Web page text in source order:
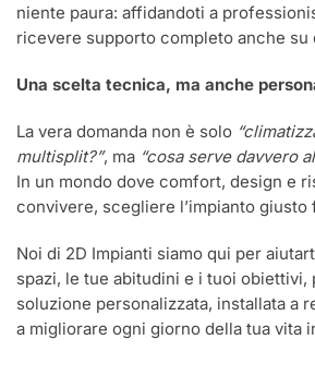
niente paura: affidandoti a
ricevere supporto completo anche su
Una scelta tecnica, ma anche
La vera domanda non è solo
multisplit?”, ma “cosa serve davvero
In un mondo dove comfort, design e
convivere, scegliere l’impianto giusto
Noi di 2D Impianti siamo qui per
spazi, le tue abitudini e i tuoi
soluzione personalizzata, installata a
a migliorare ogni giorno della tua vita